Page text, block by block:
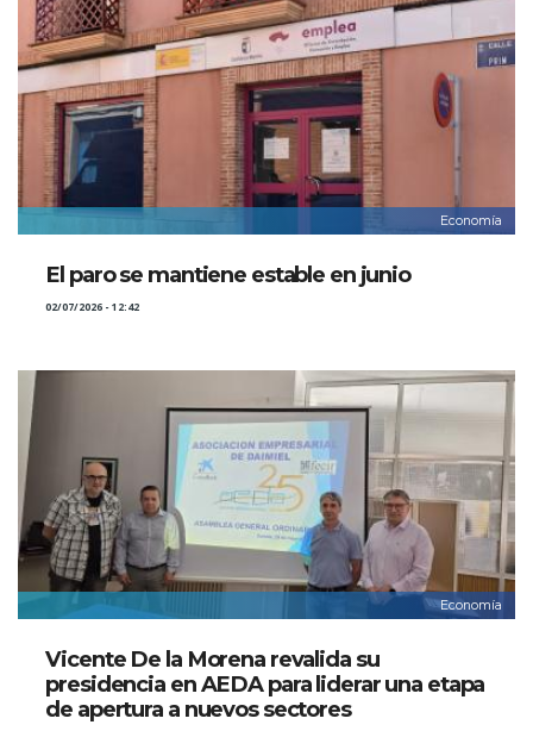
Economía
El paro se mantiene estable en junio
02/07/2026 - 12:42
Economía
Vicente De la Morena revalida su
presidencia en AEDA para liderar una etapa
de apertura a nuevos sectores